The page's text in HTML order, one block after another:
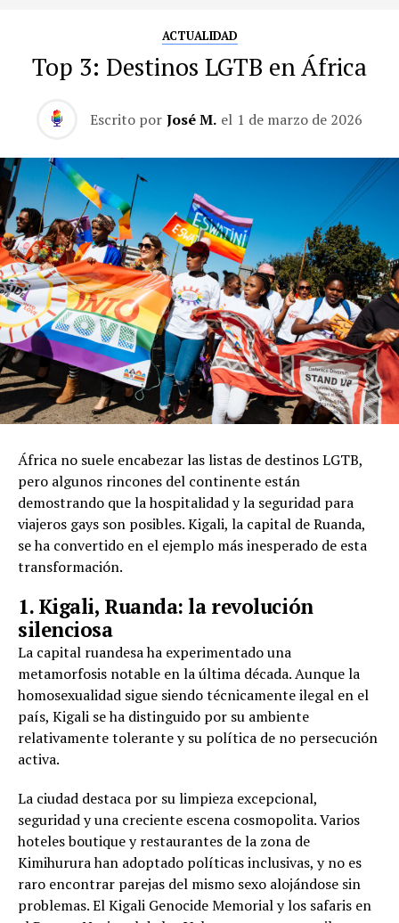
ACTUALIDAD
Top 3: Destinos LGTB en África
Escrito por José M. el 1 de marzo de 2026
África no suele encabezar las listas de destinos LGTB,
pero algunos rincones del continente están
demostrando que la hospitalidad y la seguridad para
viajeros gays son posibles. Kigali, la capital de Ruanda,
se ha convertido en el ejemplo más inesperado de esta
transformación.
1. Kigali, Ruanda: la revolución
silenciosa
La capital ruandesa ha experimentado una
metamorfosis notable en la última década. Aunque la
homosexualidad sigue siendo técnicamente ilegal en el
país, Kigali se ha distinguido por su ambiente
relativamente tolerante y su política de no persecución
activa.
La ciudad destaca por su limpieza excepcional,
seguridad y una creciente escena cosmopolita. Varios
hoteles boutique y restaurantes de la zona de
Kimihurura han adoptado políticas inclusivas, y no es
raro encontrar parejas del mismo sexo alojándose sin
problemas. El Kigali Genocide Memorial y los safaris en